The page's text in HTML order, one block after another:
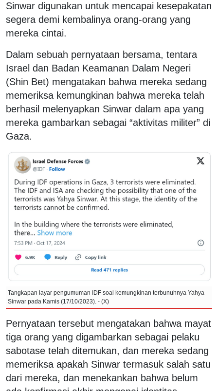
Sinwar digunakan untuk mencapai kesepakatan
segera demi kembalinya orang-orang yang
mereka cintai.
Dalam sebuah pernyataan bersama, tentara
Israel dan Badan Keamanan Dalam Negeri
(Shin Bet) mengatakan bahwa mereka sedang
memeriksa kemungkinan bahwa mereka telah
berhasil melenyapkan Sinwar dalam apa yang
mereka gambarkan sebagai “aktivitas militer” di
Gaza.
Tangkapan layar pengumuman IDF soal kemungkinan terbunuhnya Yahya
Sinwar pada Kamis (17/10/2023). - (X)
Pernyataan tersebut mengatakan bahwa mayat
tiga orang yang digambarkan sebagai pelaku
sabotase telah ditemukan, dan mereka sedang
memeriksa apakah Sinwar termasuk salah satu
dari mereka, dan menekankan bahwa belum